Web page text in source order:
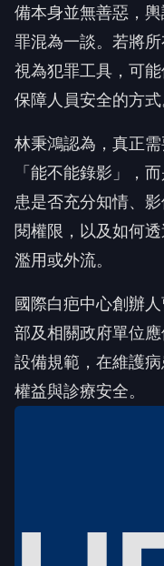
備本身並無善惡，
罪混為一談。若將
視為犯罪工具，可
保障人員安全的方式
林秉鴻認為，真正
「能不能錄影」，
患是否充分知情、
閱權限，以及如何
濫用或外流。
國際白疤中心創辦
部及相關政府單位
設備規範，在維護
權益與診療安全。